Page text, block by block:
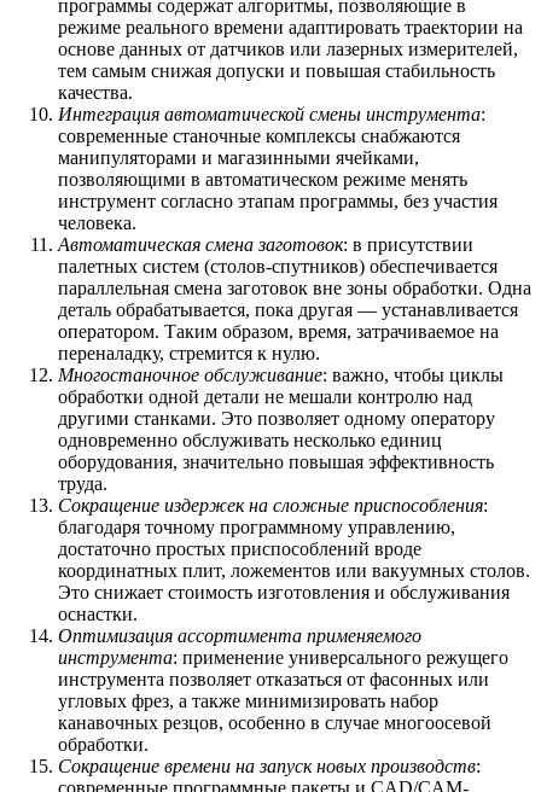
программы содержат алгоритмы, позволяющие в
режиме реального времени адаптировать траектории на
основе данных от датчиков или лазерных измерителей,
тем самым снижая допуски и повышая стабильность
качества.
Интеграция автоматической смены инструмента:
современные станочные комплексы снабжаются
манипуляторами и магазинными ячейками,
позволяющими в автоматическом режиме менять
инструмент согласно этапам программы, без участия
человека.
Автоматическая смена заготовок: в присутствии
палетных систем (столов-спутников) обеспечивается
параллельная смена заготовок вне зоны обработки. Одна
деталь обрабатывается, пока другая — устанавливается
оператором. Таким образом, время, затрачиваемое на
переналадку, стремится к нулю.
Многостаночное обслуживание: важно, чтобы циклы
обработки одной детали не мешали контролю над
другими станками. Это позволяет одному оператору
одновременно обслуживать несколько единиц
оборудования, значительно повышая эффективность
труда.
Сокращение издержек на сложные приспособления:
благодаря точному программному управлению,
достаточно простых приспособлений вроде
координатных плит, ложементов или вакуумных столов.
Это снижает стоимость изготовления и обслуживания
оснастки.
Оптимизация ассортимента применяемого
инструмента: применение универсального режущего
инструмента позволяет отказаться от фасонных или
угловых фрез, а также минимизировать набор
канавочных резцов, особенно в случае многоосевой
обработки.
Сокращение времени на запуск новых производств:
современные программные пакеты и CAD/CAM-